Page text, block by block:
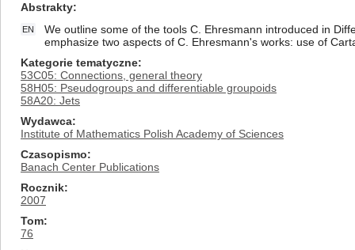
Abstrakty
EN
We outline some of the tools C. Ehresmann introduced in
emphasize two aspects of C. Ehresmann's works: use of
Kategorie tematyczne
53C05: Connections, general theory
58H05: Pseudogroups and differentiable groupoids
58A20: Jets
Wydawca
Institute of Mathematics Polish Academy of Sciences
Czasopismo
Banach Center Publications
Rocznik
2007
Tom
76